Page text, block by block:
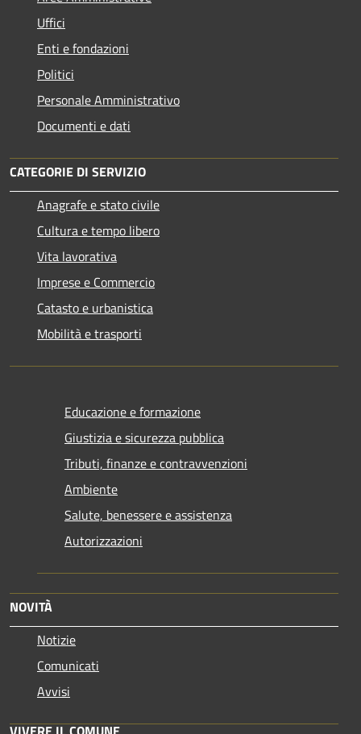
Uffici
Enti e fondazioni
Politici
Personale Amministrativo
Documenti e dati
CATEGORIE DI SERVIZIO
Anagrafe e stato civile
Cultura e tempo libero
Vita lavorativa
Imprese e Commercio
Catasto e urbanistica
Mobilità e trasporti
Educazione e formazione
Giustizia e sicurezza pubblica
Tributi, finanze e contravvenzioni
Ambiente
Salute, benessere e assistenza
Autorizzazioni
NOVITÀ
Notizie
Comunicati
Avvisi